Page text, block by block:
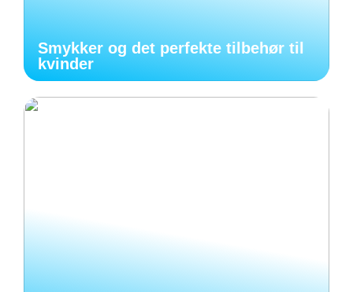
Smykker og det perfekte tilbehør til
kvinder